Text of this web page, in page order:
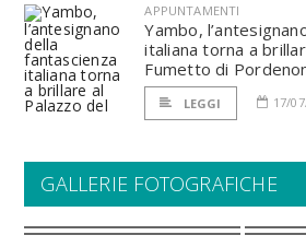
APPUNTAMENTI
Yambo,
italiana torna a
Fumetto di
LEGGI 17/
GALLERIE FOTOGRAFICHE